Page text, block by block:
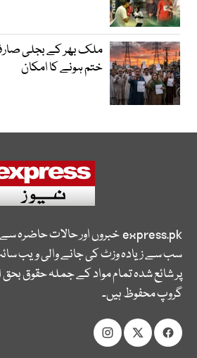
ملک بھر کے بجلی
ختم ہونے کا امکان
express.pkخبروں اور حالات حاضرہ
سب سے زیادہ وزٹ کی جانے والی ویب
پر شائع شدہ تمام مواد کے جملہ حقوق
گروپ محفوظ ہیں۔